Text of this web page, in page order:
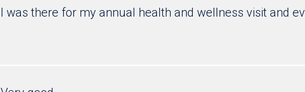
I was there for my annual health and wellness visit and